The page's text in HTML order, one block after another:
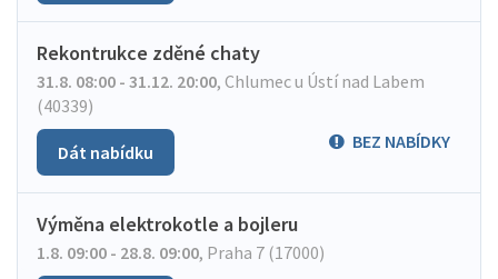
Rekontrukce zděné chaty
31.8. 08:00 - 31.12. 20:00, Chlumec u Ústí nad Labem
(40339)
BEZ NABÍDKY
Dát nabídku
Výměna elektrokotle a bojleru
1.8. 09:00 - 28.8. 09:00, Praha 7 (17000)